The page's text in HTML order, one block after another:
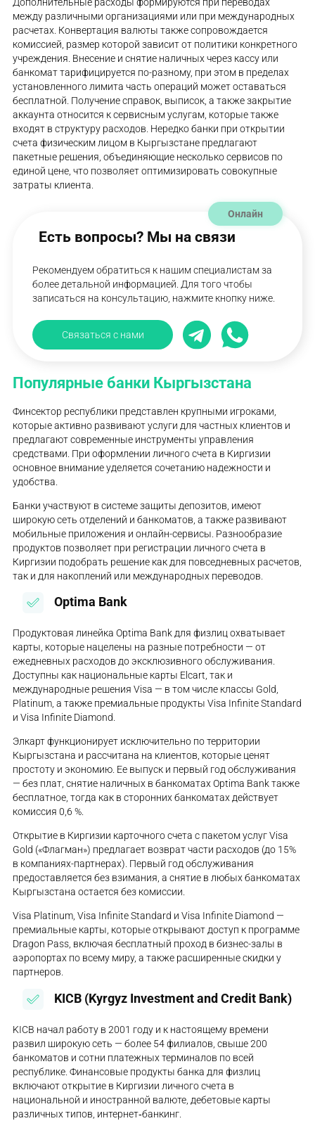
между различными организациями или при международных
расчетах. Конвертация валюты также сопровождается
комиссией, размер которой зависит от политики конкретного
учреждения. Внесение и снятие наличных через кассу или
банкомат тарифицируется по-разному, при этом в пределах
установленного лимита часть операций может оставаться
бесплатной. Получение справок, выписок, а также закрытие
аккаунта относится к сервисным услугам, которые также
входят в структуру расходов. Нередко банки при открытии
счета физическим лицом в Кыргызстане предлагают
пакетные решения, объединяющие несколько сервисов по
единой цене, что позволяет оптимизировать совокупные
затраты клиента.
Есть вопросы? Мы на связи
Рекомендуем обратиться к нашим специалистам за
более детальной информацией. Для того чтобы
записаться на консультацию, нажмите кнопку ниже.
Связаться с нами
Онлайн
Популярные банки Кыргызстана
Финсектор республики представлен крупными игроками,
которые активно развивают услуги для частных клиентов и
предлагают современные инструменты управления
средствами. При оформлении личного счета в Киргизии
основное внимание уделяется сочетанию надежности и
удобства.
Банки участвуют в системе защиты депозитов, имеют
широкую сеть отделений и банкоматов, а также развивают
мобильные приложения и онлайн-сервисы. Разнообразие
продуктов позволяет при регистрации личного счета в
Киргизии подобрать решение как для повседневных расчетов,
так и для накоплений или международных переводов.
Optima Bank
Продуктовая линейка Optima Bank для физлиц охватывает
карты, которые нацелены на разные потребности — от
ежедневных расходов до эксклюзивного обслуживания.
Доступны как национальные карты Elcart, так и
международные решения Visa — в том числе классы Gold,
Platinum, а также премиальные продукты Visa Infinite Standard
и Visa Infinite Diamond.
Элкарт функционирует исключительно по территории
Кыргызстана и рассчитана на клиентов, которые ценят
простоту и экономию. Ее выпуск и первый год обслуживания
— без плат, снятие наличных в банкоматах Optima Bank также
бесплатное, тогда как в сторонних банкоматах действует
комиссия 0,6 %.
Открытие в Киргизии карточного счета с пакетом услуг Visa
Gold («Флагман») предлагает возврат части расходов (до 15%
в компаниях-партнерах). Первый год обслуживания
предоставляется без взимания, а снятие в любых банкоматах
Кыргызстана остается без комиссии.
Visa Platinum, Visa Infinite Standard и Visa Infinite Diamond —
премиальные карты, которые открывают доступ к программе
Dragon Pass, включая бесплатный проход в бизнес-залы в
аэропортах по всему миру, а также расширенные скидки у
партнеров.
KICB (Kyrgyz Investment and Credit Bank)
KICB начал работу в 2001 году и к настоящему времени
развил широкую сеть — более 54 филиалов, свыше 200
банкоматов и сотни платежных терминалов по всей
республике. Финансовые продукты банка для физлиц
включают открытие в Киргизии личного счета в
национальной и иностранной валюте, дебетовые карты
различных типов, интернет‑банкинг.